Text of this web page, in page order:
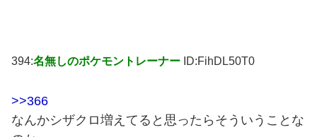
394:名無しのポケモントレーナー ID:FihDL50T0
>>366
なんかシザクロ増えてると思ったらそういうことな